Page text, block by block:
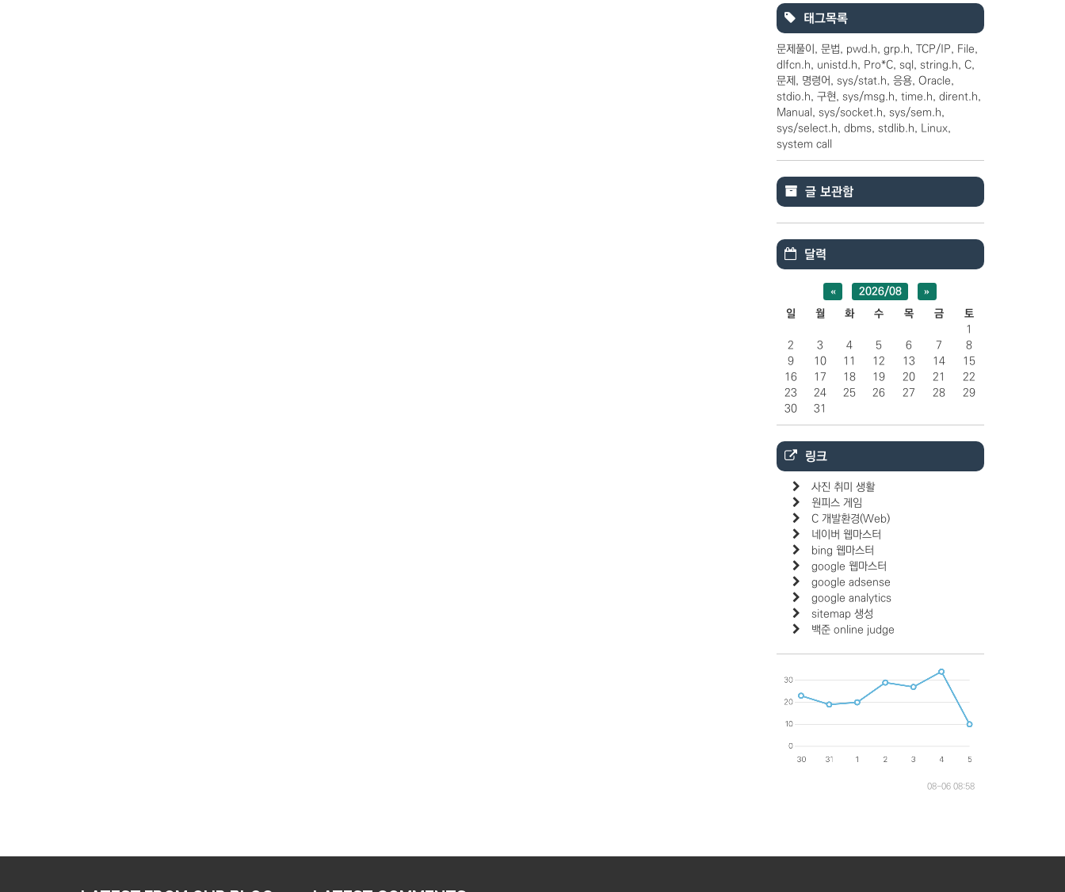
태그목록
문제풀이 문법 pwd.h grp.h TCP/IP
File
dlfcn.h
unistd.h Pro*C sql string.h C
문제
명령어 sys/stat.h 응용 Oracle
stdio.h 구현 sys/msg.h time.h dirent.h
Manual
sys/socket.h
sys/sem.h
sys/select.h dbms stdlib.h
Linux
system call
글 보관함
달력
« 2026/08
»
일
월 화 수 목 금
토
1
2
3 4 5 6 7
8
9
10 11 12 13 14
15
16
17 18 19 20 21
22
23
24 25 26 27 28
29
30
31
링크
사진 취미 생활
원피스 게임
C 개발환경(Web)
네이버 웹마스터
bing 웹마스터
google 웹마스터
google adsense
google analytics
sitemap 생성
백준 online judge
08-06 08:58